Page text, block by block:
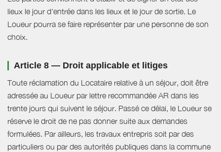
lieux le jour d'entrée dans les lieux et le jour de sortie. Le
Loueur pourra se faire représenter par une personne de son
choix.
Article 8 — Droit applicable et litiges
Toute réclamation du Locataire relative à un séjour, doit être
adressée au Loueur par lettre recommandée AR dans les
trente jours qui suivent le séjour. Passé ce délai, le Loueur se
réserve le droit de ne pas donner suite aux demandes
formulées. Par ailleurs, les travaux entrepris soit par des
particuliers ou par des autorités publiques dans la commune